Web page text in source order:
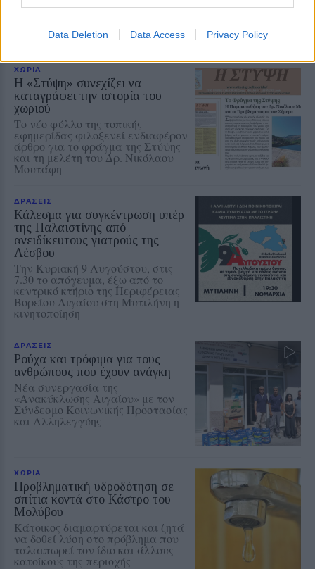
Data Deletion Data Access Privacy Policy
Καντίνα Αεροδρομίου και
Τσαμάκια
ΧΩΡΙΑ
Η «Στύψη» συνεχίζει να
καταγράφει την ιστορία του
χωριού
Το νέο φύλλο της τοπικής
εφημερίδας φιλοξενεί ενδιαφέρον
άρθρο για το φράγμα της Στύψης
και τη μελέτη του Δρ. Νικόλαου
Μουτάφη
ΔΡΑΣΕΙΣ
Κάλεσμα για συγκέντρωση υπέρ
της Παλαιστίνης από
ανειδίκευτους γιατρούς της
Λέσβου
Την Κυριακή 9 Αυγούστου, στις
7.30 το απόγευμα, έξω από το
κεντρικό κτήριο της Περιφέρειας
Βορείου Αιγαίου στη Μυτιλήνη η
κινητοποίηση
ΔΡΑΣΕΙΣ
Ρούχα και τρόφιμα για τους
ανθρώπους που έχουν ανάγκη
Νέα συνεργασία της
«Ανακύκλωσης Αιγαίου» με τον
Σύνδεσμο Κοινωνικής Προστασίας
και Αλληλεγγύης
ΧΩΡΙΑ
Προβληματική υδροδότηση σε
σπίτια κοντά στο Κάστρο του
Μολύβου
Κάτοικος διαμαρτύρεται και ζητά
να δοθεί λύση στο πρόβλημα που
ταλαιπωρεί τον ίδιο και άλλους
κατοίκους της περιοχής